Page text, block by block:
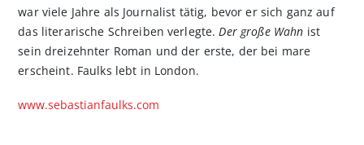
war viele Jahre als Journalist tätig, bevor er sich ganz auf
das literarische Schreiben verlegte. Der große Wahn ist
sein dreizehnter Roman und der erste, der bei mare
erscheint. Faulks lebt in London.
www.sebastianfaulks.com